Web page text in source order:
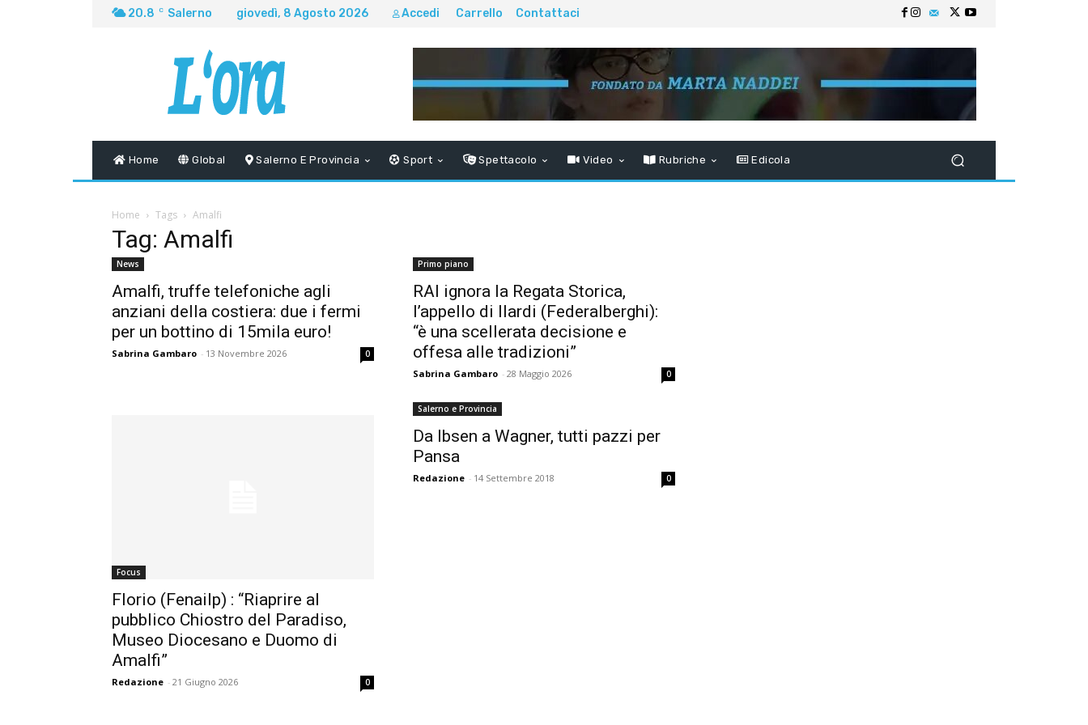
20.8 C Salerno giovedì, 8 Agosto 2026 Accedi Carrello Contattaci
Home Global Salerno E Provincia Sport Spettacolo Video Rubriche Edicola
Home Tags Amalfi
Tag: Amalfi
News
Amalfi, truffe telefoniche agli
anziani della costiera: due i fermi
per un bottino di 15mila euro!
Sabrina Gambaro - 13 Novembre 2026 0
Primo piano
RAI ignora la Regata Storica,
l’appello di Ilardi (Federalberghi):
“è una scellerata decisione e
offesa alle tradizioni”
Sabrina Gambaro - 28 Maggio 2026 0
Focus
Florio (Fenailp) : “Riaprire al
pubblico Chiostro del Paradiso,
Museo Diocesano e Duomo di
Amalfi”
Redazione - 21 Giugno 2026 0
Salerno e Provincia
Da Ibsen a Wagner, tutti pazzi per
Pansa
Redazione - 14 Settembre 2018 0